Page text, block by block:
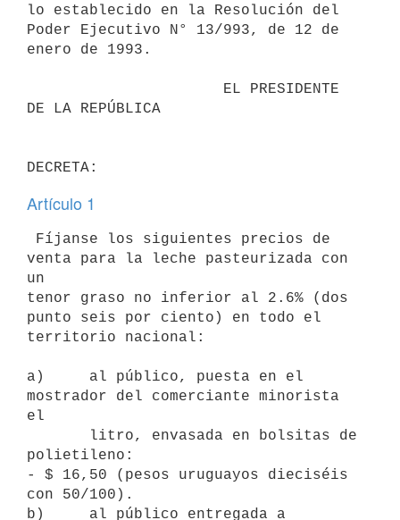
lo establecido en la Resolución del
Poder Ejecutivo N° 13/993, de 12 de
enero de 1993.
DE LA REPÚBLICA
Artículo 1
venta para la leche pasteurizada con
un
tenor graso no inferior al 2.6% (dos
punto seis por ciento) en todo el
territorio nacional:
a)     al público, puesta en el
mostrador del comerciante minorista
el
polietileno:
- $ 16,50 (pesos uruguayos dieciséis
con 50/100).
b)     al público entregada a